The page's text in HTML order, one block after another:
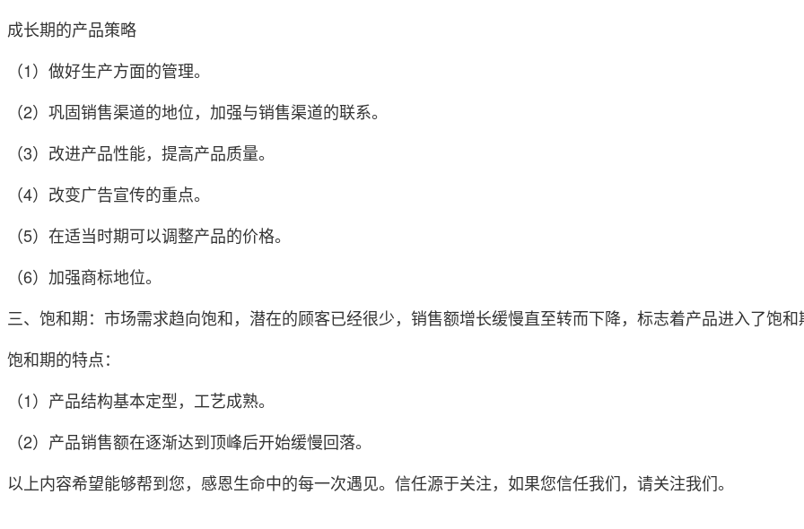
成长期的产品策略
（1）做好生产方面的管理。
（2）巩固销售渠道的地位，加强与销售渠道的联系。
（3）改进产品性能，提高产品质量。
（4）改变广告宣传的重点。
（5）在适当时期可以调整产品的价格。
（6）加强商标地位。
三、饱和期：市场需求趋向饱和，潜在的顾客已经很少，销售额增长缓慢直至转而下降，标志着产品进入了饱和
饱和期的特点：
（1）产品结构基本定型，工艺成熟。
（2）产品销售额在逐渐达到顶峰后开始缓慢回落。
以上内容希望能够帮到您，感恩生命中的每一次遇见。信任源于关注，如果您信任我们，请关注我们。